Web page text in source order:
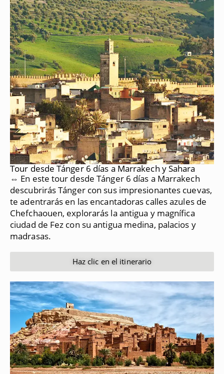
Tour desde Tánger 6 días a Marrakech y Sahara
⇔ En este tour desde Tánger 6 días a Marrakech
descubrirás Tánger con sus impresionantes cuevas,
te adentrarás en las encantadoras calles azules de
Chefchaouen, explorarás la antigua y magnífica
ciudad de Fez con su antigua medina, palacios y
madrasas.
Haz clic en el itinerario